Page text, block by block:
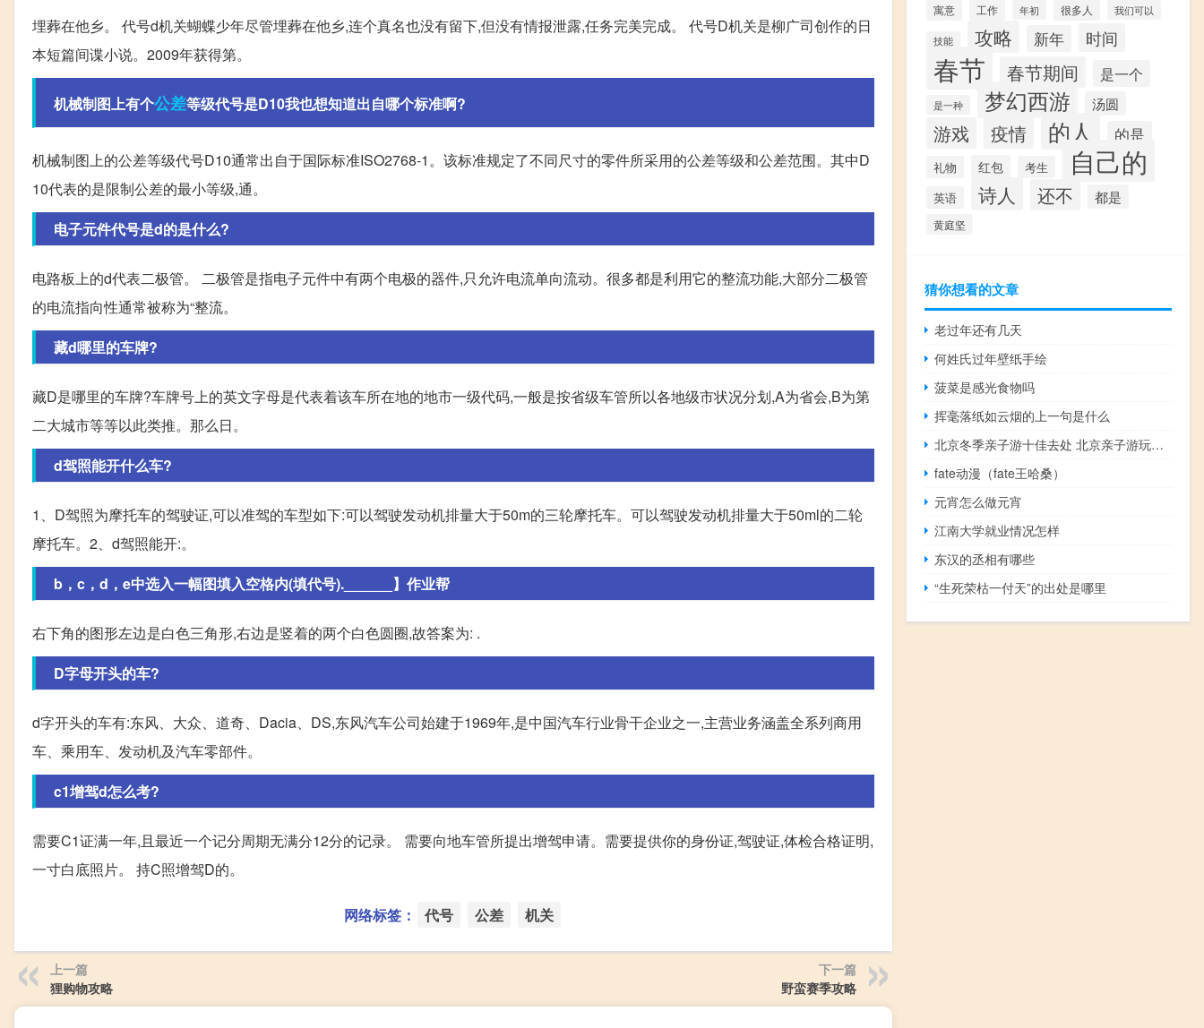
埋葬在他乡。 代号d机关蝴蝶少年尽管埋葬在他乡,连个真名也没有留下,但没有情报泄露,任务完美完成。 代号D机关是柳广司创作的日
本短篇间谍小说。2009年获得第。
机械制图上有个公差等级代号是D10我也想知道出自哪个标准啊?
机械制图上的公差等级代号D10通常出自于国际标准ISO2768-1。该标准规定了不同尺寸的零件所采用的公差等级和公差范围。其中D
10代表的是限制公差的最小等级,通。
电子元件代号是d的是什么?
电路板上的d代表二极管。 二极管是指电子元件中有两个电极的器件,只允许电流单向流动。很多都是利用它的整流功能,大部分二极管
的电流指向性通常被称为“整流。
藏d哪里的车牌?
藏D是哪里的车牌?车牌号上的英文字母是代表着该车所在地的地市一级代码,一般是按省级车管所以各地级市状况分划,A为省会,B为第
二大城市等等以此类推。那么日。
d驾照能开什么车?
1、D驾照为摩托车的驾驶证,可以准驾的车型如下:可以驾驶发动机排量大于50m的三轮摩托车。可以驾驶发动机排量大于50ml的二轮
摩托车。2、d驾照能开:。
b，c，d，e中选入一幅图填入空格内(填代号).______】作业帮
右下角的图形左边是白色三角形,右边是竖着的两个白色圆圈,故答案为: .
D字母开头的车?
d字开头的车有:东风、大众、道奇、Dacia、DS,东风汽车公司始建于1969年,是中国汽车行业骨干企业之一,主营业务涵盖全系列商用
车、乘用车、发动机及汽车零部件。
c1增驾d怎么考?
需要C1证满一年,且最近一个记分周期无满分12分的记录。 需要向地车管所提出增驾申请。需要提供你的身份证,驾驶证,体检合格证明,
一寸白底照片。 持C照增驾D的。
网络标签： 代号 公差 机关
上一篇
狸购物攻略
下一篇
野蛮赛季攻略
寓意 工作 年初 很多人 我们可以
技能 攻略 新年 时间
春节 春节期间 是一个
是一种 梦幻西游 汤圆
游戏 疫情 的人 的是
礼物 红包 考生 自己的
英语 诗人 还不 都是
黄庭坚
猜你想看的文章
老过年还有几天
何姓氏过年壁纸手绘
菠菜是感光食物吗
挥毫落纸如云烟的上一句是什么
北京冬季亲子游十佳去处 北京亲子游玩攻略5日游
fate动漫（fate王哈桑）
元宵怎么做元宵
江南大学就业情况怎样
东汉的丞相有哪些
“生死荣枯一付天”的出处是哪里